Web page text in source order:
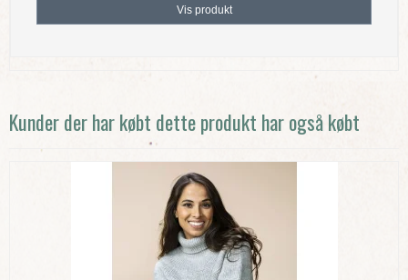
Vis produkt
Kunder der har købt dette produkt har også købt